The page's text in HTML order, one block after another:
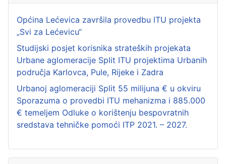
Općina Lećevica završila provedbu ITU projekta
„Svi za Lećevicu“
Studijski posjet korisnika strateških projekata
Urbane aglomeracije Split ITU projektima Urbanih
područja Karlovca, Pule, Rijeke i Zadra
Urbanoj aglomeraciji Split 55 milijuna € u okviru
Sporazuma o provedbi ITU mehanizma i 885.000
€ temeljem Odluke o korištenju bespovratnih
sredstava tehničke pomoći ITP 2021. – 2027.